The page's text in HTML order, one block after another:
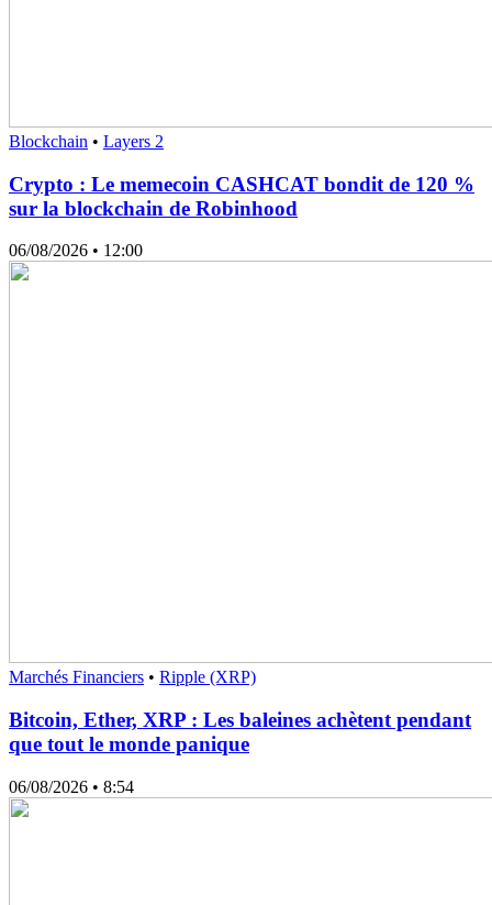
Blockchain • Layers 2
Crypto : Le memecoin CASHCAT bondit de 120 %
sur la blockchain de Robinhood
06/08/2026 • 12:00
Marchés Financiers • Ripple (XRP)
Bitcoin, Ether, XRP : Les baleines achètent pendant
que tout le monde panique
06/08/2026 • 8:54